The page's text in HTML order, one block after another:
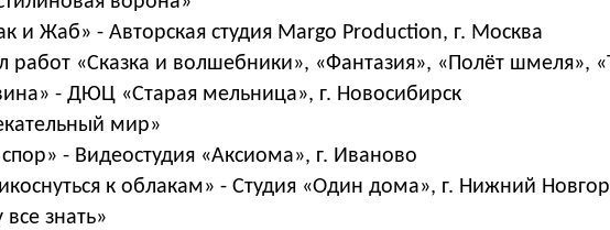
и Жаб» - Авторская студия Margo Production, г. Москва
работ «Сказка и волшебники», «Фантазия», «Полёт шмеля»,
- ДЮЦ «Старая мельница», г. Новосибирск
мир»
- Видеостудия «Аксиома», г. Иваново
к облакам» - Студия «Один дома», г. Нижний
все знать»